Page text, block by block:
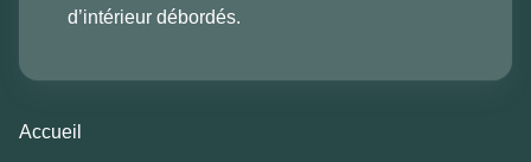
d’intérieur débordés.
Accueil